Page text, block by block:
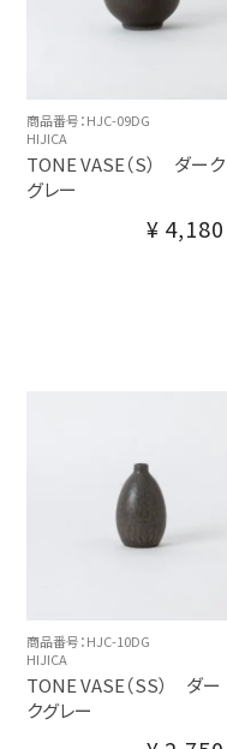
商品番号：HJC-09DG
HIJICA
TONE VASE（S） ダーク
グレー
¥ 4,180
商品番号：HJC-10DG
HIJICA
TONE VASE（SS） ダー
クグレー